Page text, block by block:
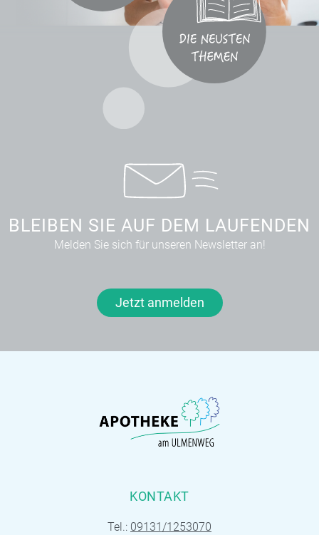
BLEIBEN SIE AUF DEM LAUFENDEN
Melden Sie sich für unseren Newsletter an!
Jetzt anmelden
KONTAKT
Tel.: 09131/1253070